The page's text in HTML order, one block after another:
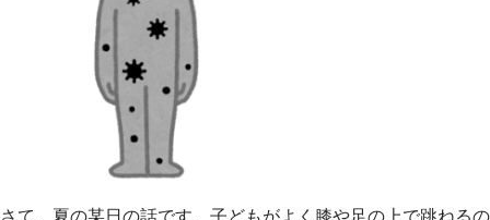
さて、夏の某日の話です。子どもがよく膝や足の上で跳ねるの